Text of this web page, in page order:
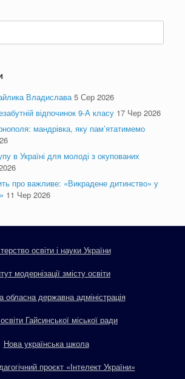
Владислава 5 Сер 2026
відпочинок 9-А класу 17 Чер 2026
мандрівка, яку пам’ятатимемо
в Україні для молоді з окупованих
про важливе: «Викрадене дитинство» у
11 Чер 2026
освіти і науки України
модернізації змісту освіти
обласна державна адміністрація
Гайсинської міської ради
Нова українська школа
проєкт «Інтелект України»